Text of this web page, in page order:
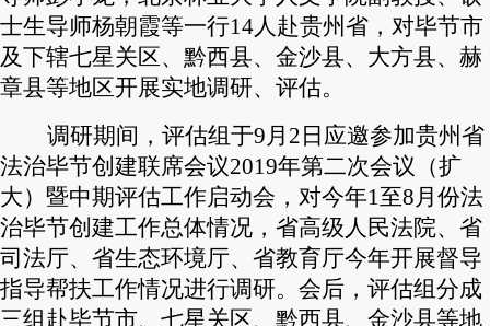
士生导师杨朝霞等一行14人赴贵州省，对毕节市
及下辖七星关区、黔西县、金沙县、大方县、赫
章县等地区开展实地调研、评估。
调研期间，评估组于9月2日应邀参加贵州省
法治毕节创建联席会议2019年第二次会议（扩
大）暨中期评估工作启动会，对今年1至8月份法
治毕节创建工作总体情况，省高级人民法院、省
司法厅、省生态环境厅、省教育厅今年开展督导
指导帮扶工作情况进行调研。会后，评估组分成
三组赴毕节市、七星关区、黔西县、金沙县等地